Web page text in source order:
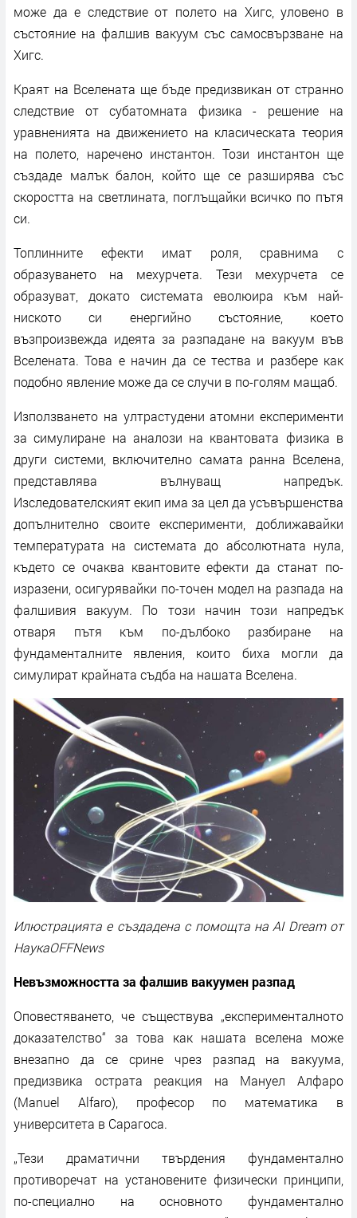
може да е следствие от полето на Хигс, уловено в
състояние на фалшив вакуум със самосвързване на
Хигс.
Краят на Вселената ще бъде предизвикан от странно
следствие от субатомната физика - решение на
уравненията на движението на класическата теория
на полето, наречено инстантон. Този инстантон ще
създаде малък балон, който ще се разширява със
скоростта на светлината, поглъщайки всичко по пътя
си.
Топлинните ефекти имат роля, сравнима с
образуването на мехурчета. Тези мехурчета се
образуват, докато системата еволюира към най-
ниското си енергийно състояние, което
възпроизвежда идеята за разпадане на вакуум във
Вселената. Това е начин да се тества и разбере как
подобно явление може да се случи в по-голям мащаб.
Използването на ултрастудени атомни експерименти
за симулиране на аналози на квантовата физика в
други системи, включително самата ранна Вселена,
представлява вълнуващ напредък.
Изследователският екип има за цел да усъвършенства
допълнително своите експерименти, доближавайки
температурата на системата до абсолютната нула,
където се очаква квантовите ефекти да станат по-
изразени, осигурявайки по-точен модел на разпада на
фалшивия вакуум. По този начин този напредък
отваря пътя към по-дълбоко разбиране на
фундаменталните явления, които биха могли да
симулират крайната съдба на нашата Вселена.
Илюстрацията е създадена с помощта на AI Dream от
НаукаOFFNews
Невъзможността за фалшив вакуумен разпад
Оповестяването, че съществува „експерименталното
доказателство“ за това как нашата вселена може
внезапно да се срине чрез разпад на вакуума,
предизвика острата реакция на Мануел Алфаро
(Manuel Alfaro), професор по математика в
университета в Сарагоса.
„Тези драматични твърдения фундаментално
противоречат на установените физически принципи,
по-специално на основното фундаментално